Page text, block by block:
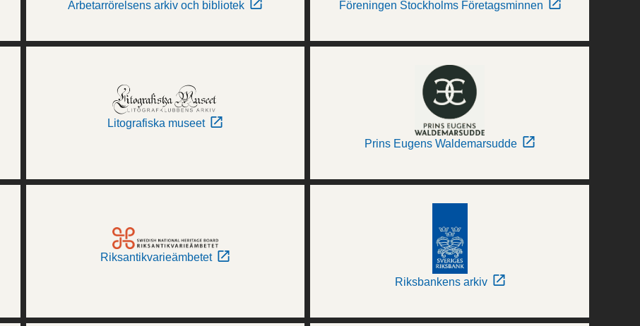
Arbetarrörelsens arkiv och bibliotek Föreningen Stockholms Företagsminnen
Litografiska museet
Prins Eugens Waldemarsudde
Riksantikvarieämbetet
Riksbankens arkiv